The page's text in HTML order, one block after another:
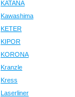
KATANA
Kawashima
KETER
KIPOR
KORONA
Kranzle
Kress
Laserliner